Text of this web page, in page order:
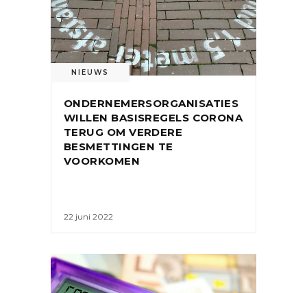
NIEUWS
ONDERNEMERSORGANISATIES
WILLEN BASISREGELS CORONA
TERUG OM VERDERE
BESMETTINGEN TE
VOORKOMEN
22 juni 2022